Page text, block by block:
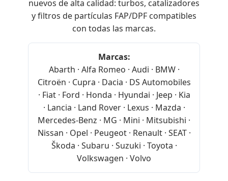
nuevos de alta calidad: turbos, catalizadores
y filtros de partículas FAP/DPF compatibles
con todas las marcas.
Marcas:
Abarth · Alfa Romeo · Audi · BMW ·
Citroën · Cupra · Dacia · DS Automobiles
· Fiat · Ford · Honda · Hyundai · Jeep · Kia
· Lancia · Land Rover · Lexus · Mazda ·
Mercedes-Benz · MG · Mini · Mitsubishi ·
Nissan · Opel · Peugeot · Renault · SEAT ·
Škoda · Subaru · Suzuki · Toyota ·
Volkswagen · Volvo